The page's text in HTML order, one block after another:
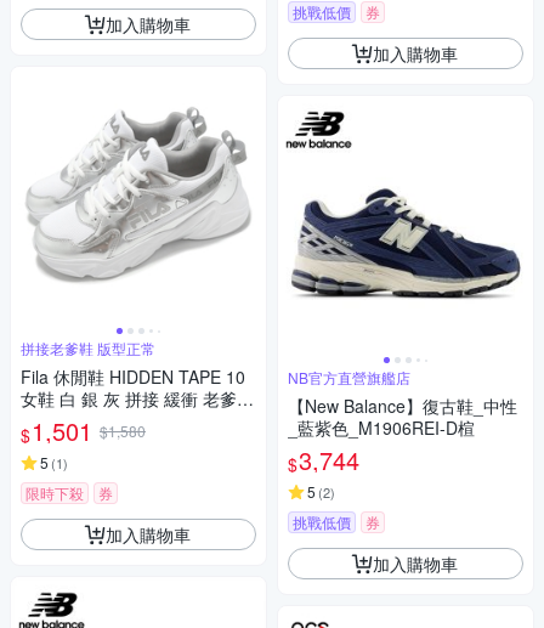
加入購物車
拼接老爹鞋 版型正常
Fila 休閒鞋 HIDDEN TAPE 10
女鞋 白 銀 灰 拼接 緩衝 老爹鞋
斐樂 5C329Z884
$1,501 $1,580
5 (1)
限時下殺 券
加入購物車
挑戰低價 券
加入購物車
NB官方直營旗艦店
【New Balance】復古鞋_中性
_藍紫色_M1906REI-D楦
$3,744
5 (2)
挑戰低價 券
加入購物車